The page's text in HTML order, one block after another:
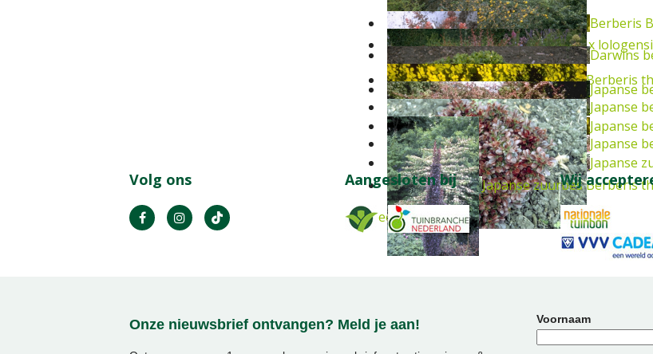
Berberis
BerberisBerberis x
Darwins
Japanse berberisBerberis
Japanse
Japanse
Japanse
Japanse
Heester
Japanse
Japanse zuurbesBerberis
Volg ons Aangesloten bij Wij
Onze nieuwsbrief ontvangen? Meld je aan! Voornaam